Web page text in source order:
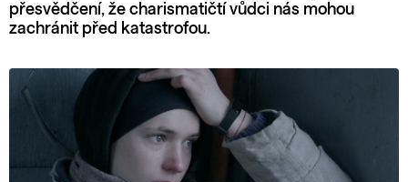
přesvědčení, že charismatičtí vůdci nás mohou
zachránit před katastrofou.